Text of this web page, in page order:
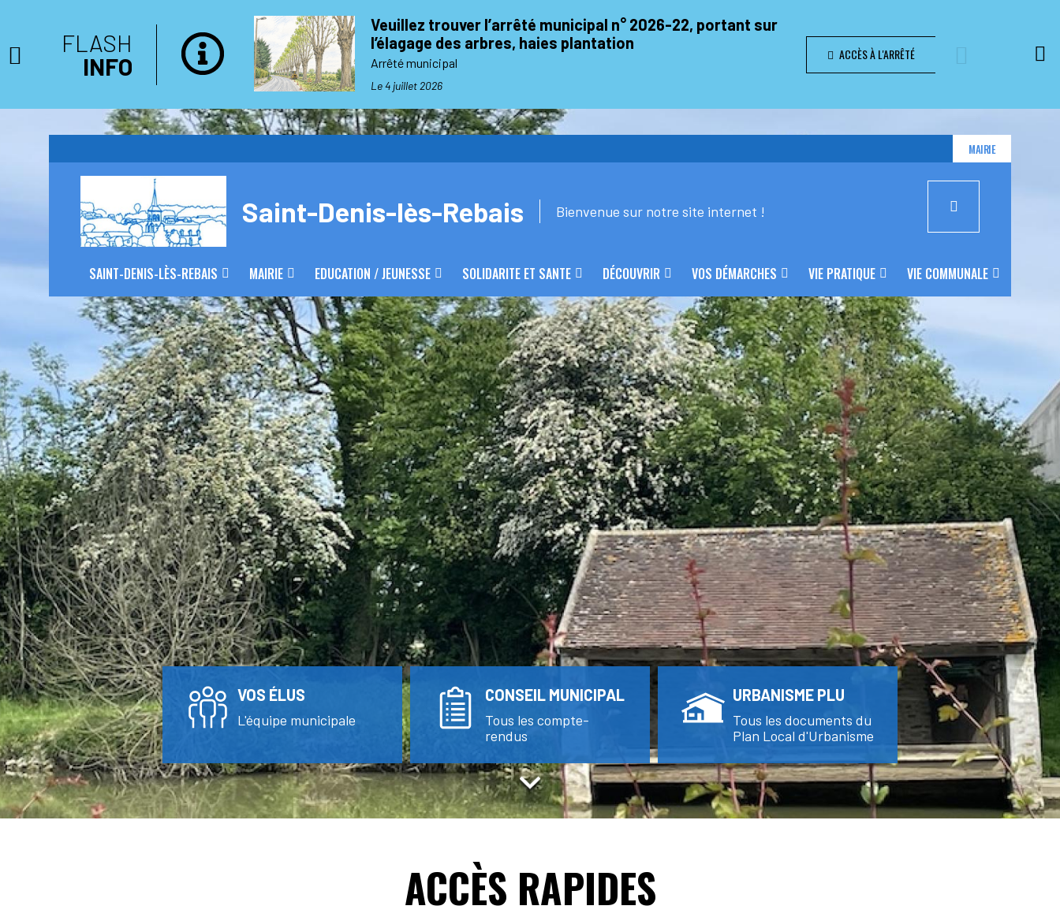
FLASH
INFO
Veuillez trouver l’arrêté municipal n° 2026-22, portant sur
l’élagage des arbres, haies plantation
Arrêté municipal
Le 4 juillet 2026
ACCÈS À L'ARRÊTÉ
MAIRIE
Bienvenue sur notre site internet !
Saint-Denis-lès-Rebais
SAINT-DENIS-LÈS-REBAIS MAIRIE EDUCATION / JEUNESSE SOLIDARITE ET SANTE DÉCOUVRIR VOS DÉMARCHES VIE PRATIQUE VIE COMMUNALE
VOS ÉLUS
L'équipe municipale
CONSEIL MUNICIPAL
Tous les compte-
rendus
URBANISME PLU
Tous les documents du
Plan Local d'Urbanisme
ACCÈS RAPIDES